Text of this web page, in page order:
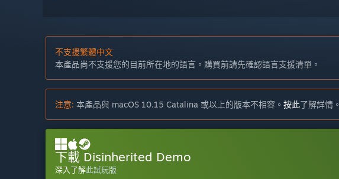
不支援繁體中文
本產品尚不支援您的目前所在地的語言。購買前請先確認語言支援清單。
注意: 本產品與 macOS 10.15 Catalina 或以上的版本不相容。 按此了解詳情。
下載 Disinherited Demo
深入了解此試玩版